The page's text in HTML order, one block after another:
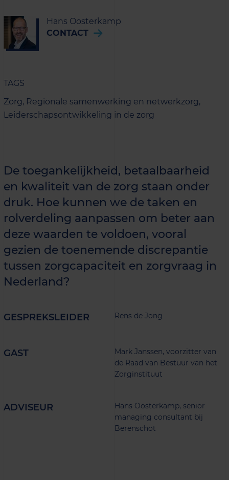
Hans Oosterkamp
CONTACT
TAGS
Zorg, Regionale samenwerking en netwerkzorg,
Leiderschapsontwikkeling in de zorg
De toegankelijkheid, betaalbaarheid
en kwaliteit van de zorg staan onder
druk. Hoe kunnen we de taken en
rolverdeling aanpassen om beter aan
deze waarden te voldoen, vooral
gezien de toenemende discrepantie
tussen zorgcapaciteit en zorgvraag in
Nederland?
GESPREKSLEIDER Rens de Jong
GAST
Mark Janssen, voorzitter van
de Raad van Bestuur van het
Zorginstituut
ADVISEUR
Hans Oosterkamp, senior
managing consultant bij
Berenschot